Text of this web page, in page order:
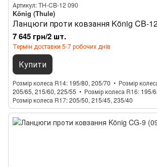
Артикул: TH-CB-12 090
König (Thule)
Ланцюги проти ковзання König CB-
7 645 грн/2 шт.
Термін доставки 5-7 робочих днів
Купити
Розмір колеса R14 195/80, 205/70 Розмір
205/65, 215/60, 225/55
Розмір колеса R16 195/
Розмір колеса R17 205/50, 215/45, 235/40